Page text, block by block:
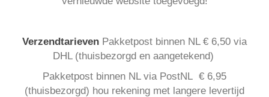
Verzendtarieven Pakketpost binnen NL € 6,50 via
DHL (thuisbezorgd en aangetekend)
Pakketpost binnen NL via PostNL € 6,95
(thuisbezorgd) hou rekening met langere levertijd